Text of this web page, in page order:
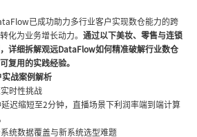
已成功助力多行业客户实现数仓能力的跨
化为业务增长动力。通过以下美妆、零售与连锁
详细拆解观远DataFlow如何精准破解行业数仓
复用的实践经验。
战案例解析
时性挑战
迟缩短至2分钟，直播场景下利润率端到端计算
统数据覆盖与新系统选型难题